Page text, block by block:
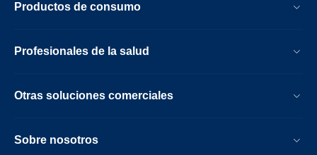
Productos de consumo
Profesionales de la salud
Otras soluciones comerciales
Sobre nosotros